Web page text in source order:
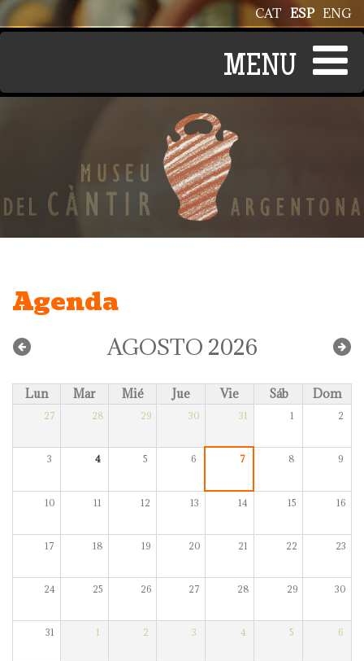
Pasar al contenido principal ENG
ESP
CAT
Agenda
AGOSTO 2026
Lun Mar Mié Jue Vie Sáb Dom
27 28 29 30 31 1 2
3 4 5 6 7 8 9
10 11 12 13 14 15 16
17 18 19 20 21 22 23
24 25 26 27 28 29 30
31 1 2 3 4 5 6